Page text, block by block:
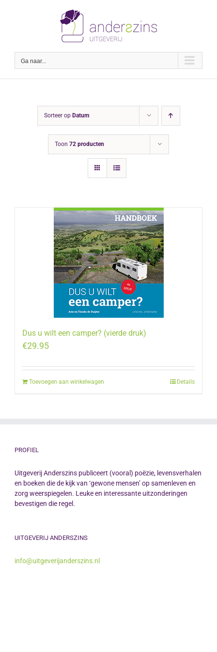
Ga naar...
Sorteer op Datum
Toon 72 producten
Dus u wilt een camper? (vierde druk)
€29.95
Toevoegen aan winkelwagen Details
PROFIEL
Uitgeverij Anderszins publiceert (vooral) poëzie, levensverhalen
en boeken die de kijk van ‘gewone mensen’ op samenleven en
zorg weerspiegelen. Leuke en interessante uitzonderingen
bevestigen die regel.
UITGEVERIJ ANDERSZINS
info@uitgeverijanderszins.nl